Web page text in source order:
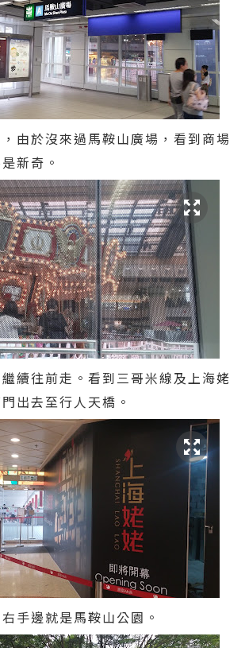
由於沒來過馬鞍山廣場，看到商場
新奇。
續往前走。看到三哥米線及上海姥
出去至行人天橋。
手邊就是馬鞍山公園。